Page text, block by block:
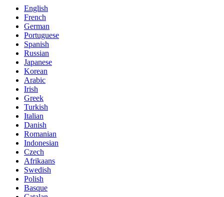
English
French
German
Portuguese
Spanish
Russian
Japanese
Korean
Arabic
Irish
Greek
Turkish
Italian
Danish
Romanian
Indonesian
Czech
Afrikaans
Swedish
Polish
Basque